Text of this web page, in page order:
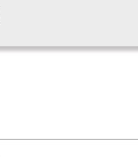
螺杆真空泵